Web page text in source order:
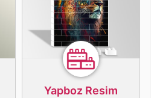
Yapboz Resim